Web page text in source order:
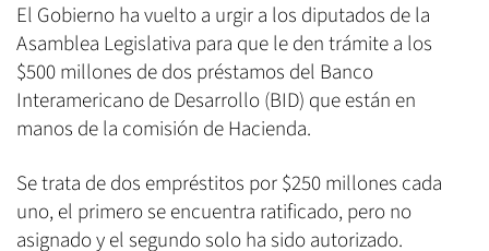
El Gobierno ha vuelto a urgir a los diputados de la
Asamblea Legislativa para que le den trámite a los
$500 millones de dos préstamos del Banco
Interamericano de Desarrollo (BID) que están en
manos de la comisión de Hacienda.
Se trata de dos empréstitos por $250 millones cada
uno, el primero se encuentra ratificado, pero no
asignado y el segundo solo ha sido autorizado.